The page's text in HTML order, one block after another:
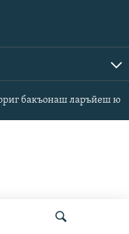
бакъонаш ларъйеш ю